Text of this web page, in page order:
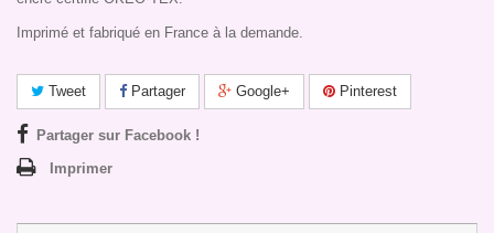
Imprimé et fabriqué en France à la demande.
Tweet Partager Google+ Pinterest
Partager sur Facebook !
Imprimer